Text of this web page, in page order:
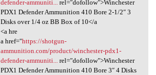
defender-ammuniti...rel="dofollow">Winchester
PDX1 Defender Ammunition 410 Bore 2-1/2″ 3
Disks over 1/4 oz BB Box of 10</a
<a hre
a href="https://shotgun-
ammunition.com/product/winchester-pdx1-
defender-ammuniti...rel="dofollow">Winchester
PDX1 Defender Ammunition 410 Bore 3″ 4 Disks